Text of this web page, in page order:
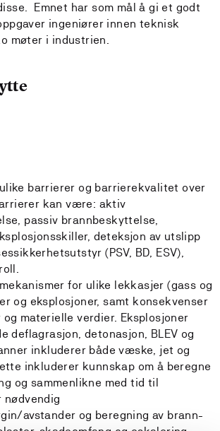
Emnet har som mål å gi et godt
ingeniører innen teknisk
møter i industrien.
barrierer og barrierekvalitet over
kan være: aktiv
passiv brannbeskyttelse,
deteksjon av utslipp
(PSV, BD, ESV),
for ulike lekkasjer (gass og
og eksplosjoner, samt konsekvenser
materielle verdier. Eksplosjoner
deflagrasjon, detonasjon, BLEV og
inkluderer både væske, jet og
inkluderer kunnskap om å beregne
og sammenlikne med tid til
nødvendig
avstander og beregning av brann-